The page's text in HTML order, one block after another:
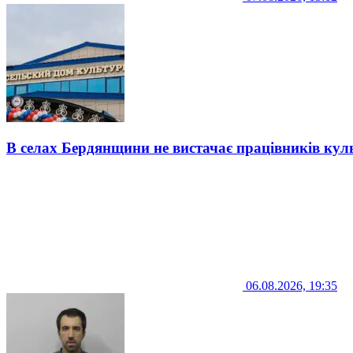
В селах Бердянщини не вистачає працівників
06.08.2026, 19:35